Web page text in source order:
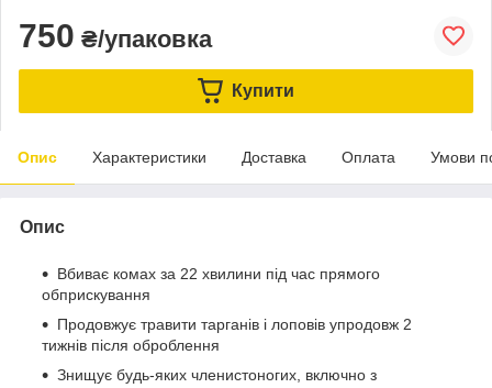
750 ₴/упаковка
Купити
Опис Характеристики Доставка Оплата Умови
Опис
Вбиває комах за 22 хвилини під час прямого
обприскування
Продовжує травити тарганів і лоповів упродовж 2
тижнів після оброблення
Знищує будь-яких членистоногих, включно з